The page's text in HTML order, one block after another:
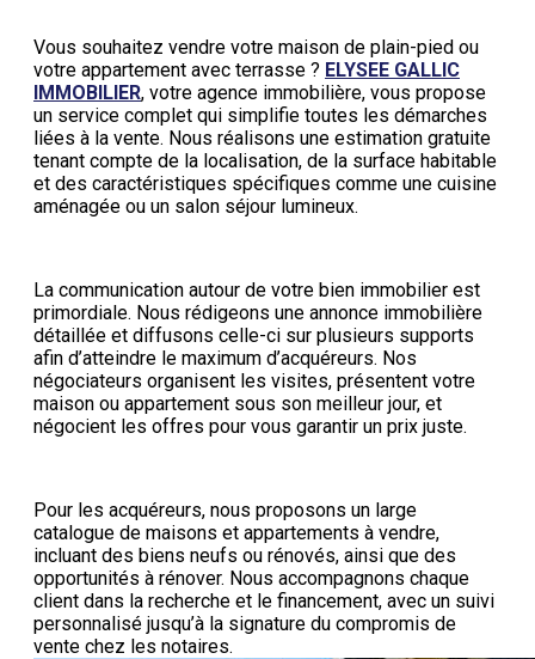
Vous souhaitez vendre votre maison de plain-pied ou
votre appartement avec terrasse ? ELYSEE GALLIC
IMMOBILIER, votre agence immobilière, vous propose
un service complet qui simplifie toutes les démarches
liées à la vente. Nous réalisons une estimation gratuite
tenant compte de la localisation, de la surface habitable
et des caractéristiques spécifiques comme une cuisine
aménagée ou un salon séjour lumineux.
La communication autour de votre bien immobilier est
primordiale. Nous rédigeons une annonce immobilière
détaillée et diffusons celle-ci sur plusieurs supports
afin d’atteindre le maximum d’acquéreurs. Nos
négociateurs organisent les visites, présentent votre
maison ou appartement sous son meilleur jour, et
négocient les offres pour vous garantir un prix juste.
Pour les acquéreurs, nous proposons un large
catalogue de maisons et appartements à vendre,
incluant des biens neufs ou rénovés, ainsi que des
opportunités à rénover. Nous accompagnons chaque
client dans la recherche et le financement, avec un suivi
personnalisé jusqu’à la signature du compromis de
vente chez les notaires.